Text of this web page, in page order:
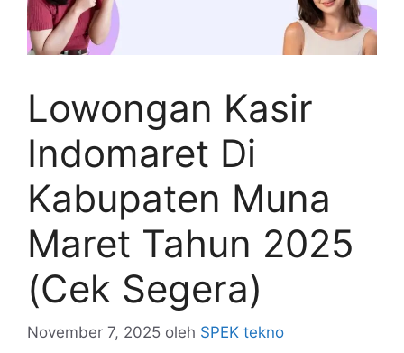
Lowongan Kasir
Indomaret Di
Kabupaten Muna
Maret Tahun 2025
(Cek Segera)
November 7, 2025 oleh SPEK tekno